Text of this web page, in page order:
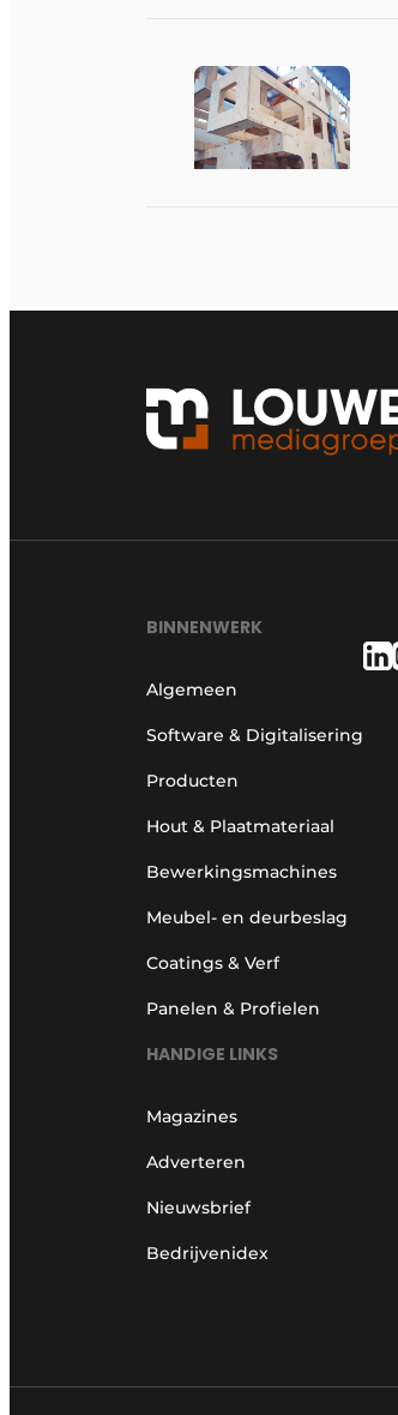
BINNENWERK
Algemeen
Software & Digitalisering
Producten
Hout & Plaatmateriaal
Bewerkingsmachines
Meubel- en deurbeslag
Coatings & Verf
Panelen & Profielen
HANDIGE LINKS
Magazines
Adverteren
Nieuwsbrief
Bedrijvenidex